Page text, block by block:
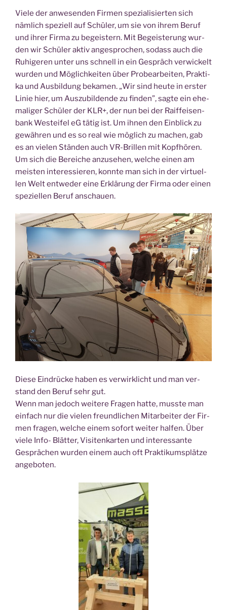
Vie­le der anwe­sen­den Fir­men spe­zia­li­sier­ten sich
näm­lich spe­zi­ell auf Schü­ler, um sie von ihrem Beruf
und ihrer Fir­ma zu begeis­tern. Mit Begeis­te­rung wur­
den wir Schü­ler aktiv ange­spro­chen, sodass auch die
Ruhi­ge­ren unter uns schnell in ein Gespräch ver­wi­ckelt
wur­den und Mög­lich­kei­ten über Pro­be­ar­bei­ten, Prak­ti­
ka und Aus­bil­dung beka­men. „Wir sind heu­te in ers­ter
Linie hier, um Aus­zu­bil­den­de zu fin­den”, sag­te ein ehe­
ma­li­ger Schü­ler der KLR+, der nun bei der Raiff­ei­sen­
bank West­ei­fel eG tätig ist. Um ihnen den Ein­blick zu
gewäh­ren und es so real wie mög­lich zu machen, gab
es an vie­len Stän­den auch VR-Bril­len mit Kopf­hö­ren.
Um sich die Berei­che anzu­se­hen, wel­che einen am
meis­ten inter­es­sie­ren, konn­te man sich in der vir­tu­el­
len Welt ent­we­der eine Erklä­rung der Fir­ma oder einen
spe­zi­el­len Beruf anschauen.
Die­se Ein­drü­cke haben es ver­wirk­licht und man ver­
stand den Beruf sehr gut.
Wenn man jedoch wei­te­re Fra­gen hat­te, muss­te man
ein­fach nur die vie­len freund­li­chen Mit­ar­bei­ter der Fir­
men fra­gen, wel­che einem sofort wei­ter hal­fen. Über
vie­le Info- Blät­ter, Visi­ten­kar­ten und inter­es­san­te
Gesprä­chen wur­den einem auch oft Prak­ti­kums­plät­ze
angeboten.